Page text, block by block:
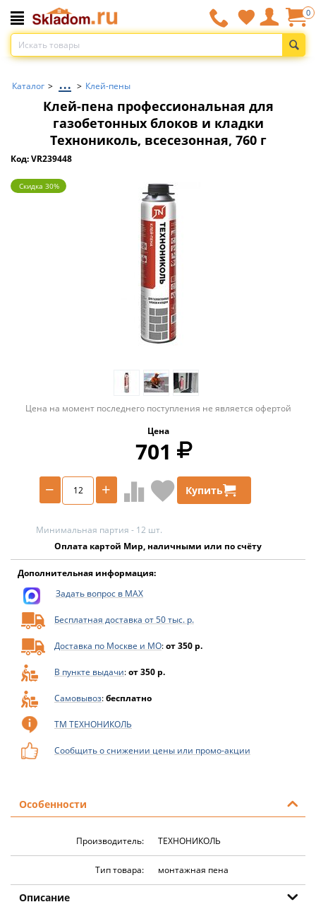
0
Каталог > ... > Клей-пены
Клей-пена профессиональная для
газобетонных блоков и кладки
Технониколь, всесезонная, 760 г
Код: VR239448
Скидка 30%
Цена на момент последнего поступления не является офертой
Цена
701
+
− Купить
Минимальная партия - 12 шт.
Оплата картой Мир, наличными или по счёту
Дополнительная информация:
Задать вопрос в MAX
Бесплатная доставка от 50 тыс. р.
Доставка по Москве и МО:от 350 р.
В пункте выдачи:от 350 р.
Самовывоз:бесплатно
ТМ ТЕХНОНИКОЛЬ
Сообщить о снижении цены или промо-акции
Особенности
Производитель: ТЕХНОНИКОЛЬ
Тип товара: монтажная пена
Описание